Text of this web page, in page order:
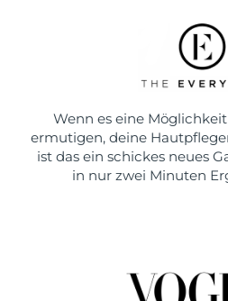
Wenn es eine
ermutigen, deine
ist das ein schickes neues
in nur zwei Minuten